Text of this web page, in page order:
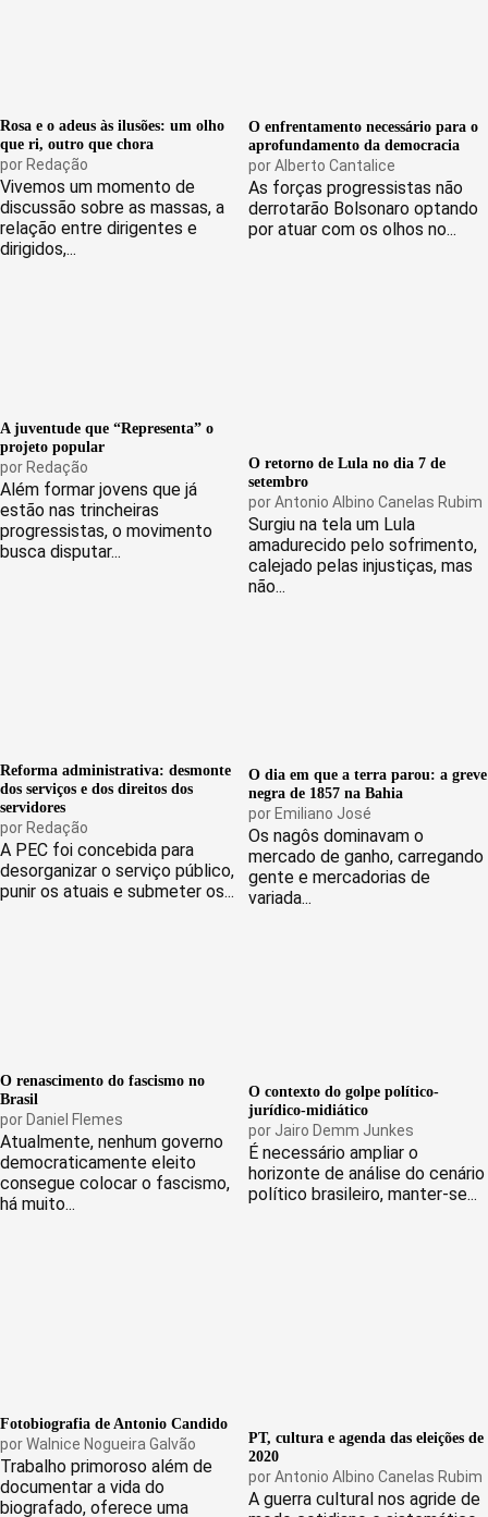
Rosa e o adeus às ilusões: um olho
que ri, outro que chora
por Redação
Vivemos um momento de
discussão sobre as massas, a
relação entre dirigentes e
dirigidos,...
O enfrentamento necessário para o
aprofundamento da democracia
porAlberto Cantalice
As forças progressistas não
derrotarão Bolsonaro optando
por atuar com os olhos no...
A juventude que “Representa” o
projeto popular
por Redação
Além formar jovens que já
estão nas trincheiras
progressistas, o movimento
busca disputar...
O retorno de Lula no dia 7 de
setembro
porAntonio Albino Canelas Rubim
Surgiu na tela um Lula
amadurecido pelo sofrimento,
calejado pelas injustiças, mas
não...
Reforma administrativa: desmonte
dos serviços e dos direitos dos
servidores
por Redação
A PEC foi concebida para
desorganizar o serviço público,
punir os atuais e submeter os...
O dia em que a terra parou: a greve
negra de 1857 na Bahia
por Emiliano José
Os nagôs dominavam o
mercado de ganho, carregando
gente e mercadorias de
variada...
O renascimento do fascismo no
Brasil
por Daniel Flemes
Atualmente, nenhum governo
democraticamente eleito
consegue colocar o fascismo,
há muito...
O contexto do golpe político-
jurídico-midiático
por Jairo Demm Junkes
É necessário ampliar o
horizonte de análise do cenário
político brasileiro, manter-se...
Fotobiografia de Antonio Candido
porWalnice Nogueira Galvão
Trabalho primoroso além de
documentar a vida do
biografado, oferece uma
PT, cultura e agenda das eleições de
2020
porAntonio Albino Canelas Rubim
A guerra cultural nos agride de